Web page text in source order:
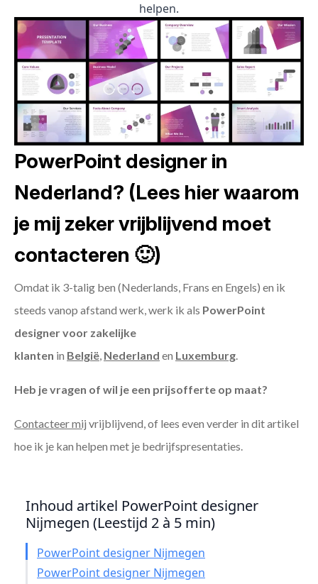
helpen.
PowerPoint designer in
Nederland? (Lees hier waarom
je mij zeker vrijblijvend moet
contacteren 🙂)
Omdat ik 3-talig ben (Nederlands, Frans en Engels) en ik
steeds vanop afstand werk, werk ik als PowerPoint
designer voor zakelijke
klanten in België, Nederland en Luxemburg.
Heb je vragen of wil je een prijsofferte op maat?
Contacteer mij vrijblijvend, of lees even verder in dit artikel
hoe ik je kan helpen met je bedrijfspresentaties.
Inhoud artikel PowerPoint designer
Nijmegen (Leestijd 2 à 5 min)
PowerPoint designer Nijmegen
PowerPoint designer Nijmegen